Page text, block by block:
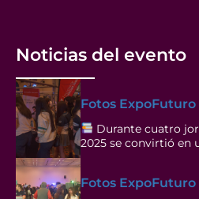
Noticias del evento
Fotos ExpoFuturo
Durante cuatro
2025 se convirtió en
Fotos ExpoFuturo